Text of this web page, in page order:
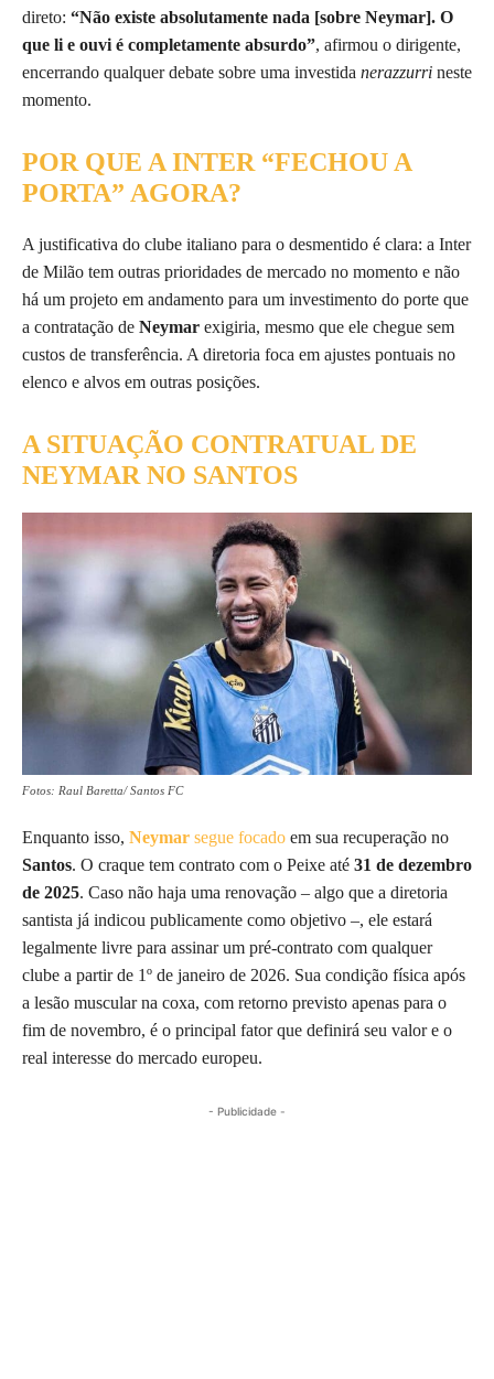
direto: “Não existe absolutamente nada [sobre Neymar]. O
que li e ouvi é completamente absurdo”, afirmou o dirigente,
encerrando qualquer debate sobre uma investida nerazzurri neste
momento.
POR QUE A INTER “FECHOU A
PORTA” AGORA?
A justificativa do clube italiano para o desmentido é clara: a Inter
de Milão tem outras prioridades de mercado no momento e não
há um projeto em andamento para um investimento do porte que
a contratação de Neymar exigiria, mesmo que ele chegue sem
custos de transferência. A diretoria foca em ajustes pontuais no
elenco e alvos em outras posições.
A SITUAÇÃO CONTRATUAL DE
NEYMAR NO SANTOS
Fotos: Raul Baretta/ Santos FC
Enquanto isso, Neymar segue focado em sua recuperação no
Santos. O craque tem contrato com o Peixe até 31 de dezembro
de 2025. Caso não haja uma renovação – algo que a diretoria
santista já indicou publicamente como objetivo –, ele estará
legalmente livre para assinar um pré-contrato com qualquer
clube a partir de 1º de janeiro de 2026. Sua condição física após
a lesão muscular na coxa, com retorno previsto apenas para o
fim de novembro, é o principal fator que definirá seu valor e o
real interesse do mercado europeu.
- Publicidade -